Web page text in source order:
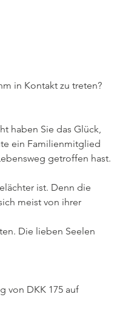
in Kontakt zu treten?
haben Sie das Glück,
ein Familienmitglied
getroffen hast.
ist. Denn die
meist von ihrer
Die lieben Seelen
von DKK 175 auf